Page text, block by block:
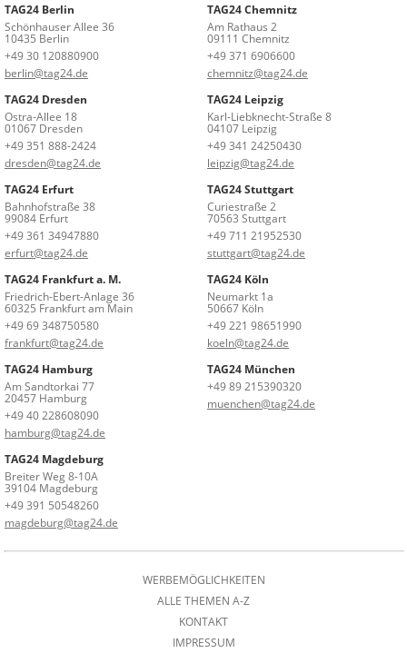
TAG24 Berlin
Schönhauser Allee 36
10435 Berlin
+49 30 120880900
berlin@tag24.de
TAG24 Chemnitz
Am Rathaus 2
09111 Chemnitz
+49 371 6906600
chemnitz@tag24.de
TAG24 Dresden
Ostra-Allee 18
01067 Dresden
+49 351 888-2424
dresden@tag24.de
TAG24 Leipzig
Karl-Liebknecht-Straße 8
04107 Leipzig
+49 341 24250430
leipzig@tag24.de
TAG24 Erfurt
Bahnhofstraße 38
99084 Erfurt
+49 361 34947880
erfurt@tag24.de
TAG24 Stuttgart
Curiestraße 2
70563 Stuttgart
+49 711 21952530
stuttgart@tag24.de
TAG24 Frankfurt a. M.
Friedrich-Ebert-Anlage 36
60325 Frankfurt am Main
+49 69 348750580
frankfurt@tag24.de
TAG24 Köln
Neumarkt 1a
50667 Köln
+49 221 98651990
koeln@tag24.de
TAG24 Hamburg
Am Sandtorkai 77
20457 Hamburg
+49 40 228608090
hamburg@tag24.de
TAG24 München
+49 89 215390320
muenchen@tag24.de
TAG24 Magdeburg
Breiter Weg 8-10A
39104 Magdeburg
+49 391 50548260
magdeburg@tag24.de
WERBEMÖGLICHKEITEN
ALLE THEMEN A-Z
KONTAKT
IMPRESSUM